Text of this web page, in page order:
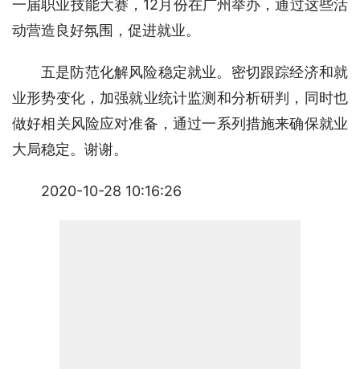
一届职业技能大赛，12月份在广州举办，通过这些活
动营造良好氛围，促进就业。
五是防范化解风险稳定就业。密切跟踪经济和就
业形势变化，加强就业统计监测和分析研判，同时也
做好相关风险应对准备，通过一系列措施来确保就业
大局稳定。谢谢。
2020-10-28 10:16:26